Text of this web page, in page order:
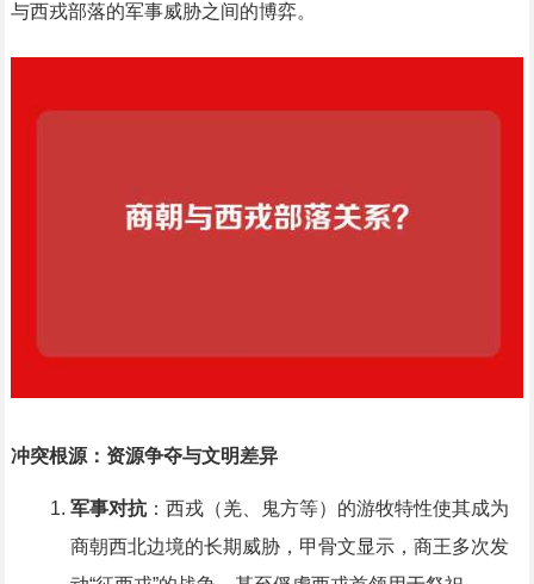
与西戎部落的军事威胁之间的博弈。
冲突根源：资源争夺与文明差异
军事对抗：西戎（羌、鬼方等）的游牧特性使其成为
商朝西北边境的长期威胁，甲骨文显示，商王多次发